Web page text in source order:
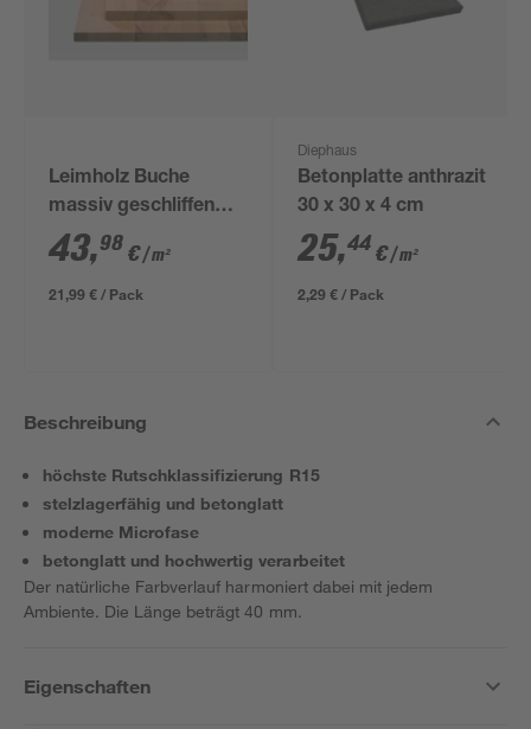
Leimholz Buche
massiv geschliffen
1000 x 500 x 18 mm
43,98 €/ m²
21,99 € / Pack
Diephaus
Betonplatte anthrazit
30 x 30 x 4 cm
25,44 €/ m²
2,29 € / Pack
Beschreibung
höchste Rutschklassifizierung R15
stelzlagerfähig und betonglatt
moderne Microfase
betonglatt und hochwertig verarbeitet
Der natürliche Farbverlauf harmoniert dabei mit jedem
Ambiente. Die Länge beträgt 40 mm.
Eigenschaften